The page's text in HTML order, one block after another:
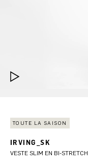
TOUTE LA SAISON
IRVING_SK
VESTE SLIM EN BI-STRETCH